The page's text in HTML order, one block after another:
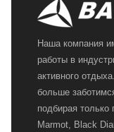
Наша компания
работы в
активного
больше
подбирая только
Marmot, Black